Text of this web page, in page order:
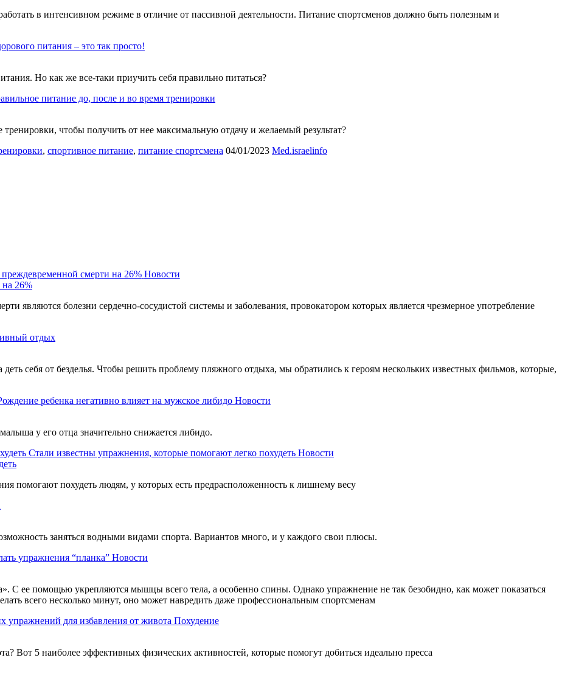
в интенсивном режиме в отличие от пассивной деятельности. Питание спортсменов должно быть полезным и
питания – это так просто!
Но как же все-таки приучить себя правильно питаться?
питание до, после и во время тренировки
чтобы получить от нее максимальную отдачу и желаемый результат?
, спортивное питание, питание спортсмена 04/01/2023 Мed.israelinfo
смерти на 26% Новости
26%
являются болезни сердечно-сосудистой системы и заболевания, провокатором которых является чрезмерное употребление
отдых
себя от безделья. Чтобы решить проблему пляжного отдыха, мы обратились к героям нескольких известных фильмов, которые,
ребенка негативно влияет на мужское либидо Новости
у его отца значительно снижается либидо.
Стали известны упражнения, которые помогают легко похудеть Новости
помогают похудеть людям, у которых есть предрасположенность к лишнему весу
заняться водными видами спорта. Вариантов много, и у каждого свои плюсы.
упражнения “планка” Новости
С ее помощью укрепляются мышцы всего тела, а особенно спины. Однако упражнение не так безобидно, как может показаться
всего несколько минут, оно может навредить даже профессиональным спортсменам
упражнений для избавления от живота Похудение
Вот 5 наиболее эффективных физических активностей, которые помогут добиться идеально пресса